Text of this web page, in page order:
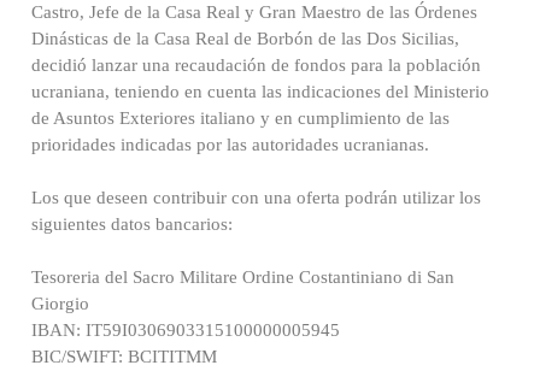
Castro, Jefe de la Casa Real y Gran Maestro de las Órdenes
Dinásticas de la Casa Real de Borbón de las Dos Sicilias,
decidió lanzar una recaudación de fondos para la población
ucraniana, teniendo en cuenta las indicaciones del Ministerio
de Asuntos Exteriores italiano y en cumplimiento de las
prioridades indicadas por las autoridades ucranianas.
Los que deseen contribuir con una oferta podrán utilizar los
siguientes datos bancarios:
Tesoreria del Sacro Militare Ordine Costantiniano di San
Giorgio
IBAN: IT59I0306903315100000005945
BIC/SWIFT: BCITITMM